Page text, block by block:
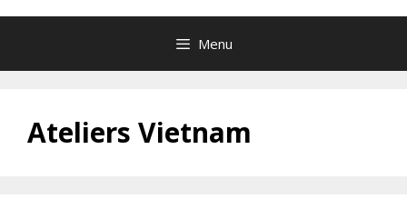
Menu
Ateliers Vietnam